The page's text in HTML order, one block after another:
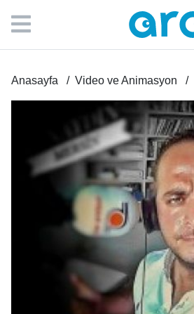
Anasayfa Video ve Animasyon